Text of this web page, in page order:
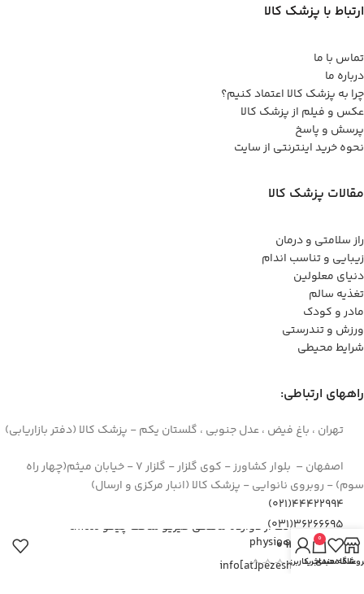
ارتباط با پزشک کالا
تماس با ما
درباره ما
چرا به پزشک کالا اعتماد کنیم؟
عکس و فیلم از پزشک کالا
پرسش و پاسخ
نحوه خرید اینترنتی از سایت
مقالات پزشک کالا
راز سلامتی و درمان
زیبایی و تناسب اندام
دنیای معلولین
تغذیه سالم
مادر و کودک
ورزش و تندرستی
شرایط محیطی
راههای ارتباطی:
تهران ، باغ فیض ، عدل جنوبی ، گلستان یکم - پزشک کالا (دفتر بازاریابی)
اصفهان – بلوار کشاورز - کوی گلزار - گلزار 7 - خیابان میثم(چهار راه
سوم) - روبروی نانوایی - پزشک کالا (انبار مرکزی و ارسال)
44422994(021)
۳۶۲۶۶۶۹۵(۰۳۱)
۰۹۱۲۹۳۷۳۶۲۶
info[at]pezeshkkala.com
پستانک از دوازده ماهگی فیزیو سافت چیکو chicco
physio softo
علاقه مندی
0
سبد خرید
حساب کاربری من